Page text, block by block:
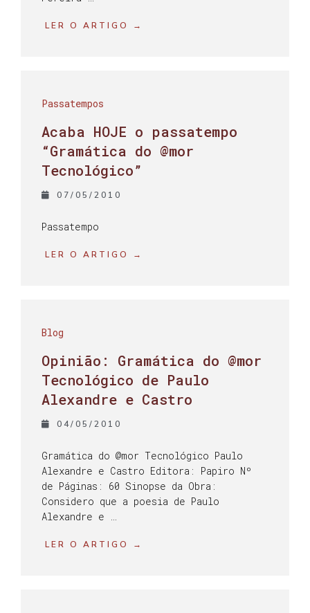
LER O ARTIGO →
Passatempos
Acaba HOJE o passatempo
“Gramática do @mor
Tecnológico”
07/05/2010
Passatempo
LER O ARTIGO →
Blog
Opinião: Gramática do @mor
Tecnológico de Paulo
Alexandre e Castro
04/05/2010
Gramática do @mor Tecnológico Paulo
Alexandre e Castro Editora: Papiro Nº
de Páginas: 60 Sinopse da Obra:
Considero que a poesia de Paulo
Alexandre e …
LER O ARTIGO →